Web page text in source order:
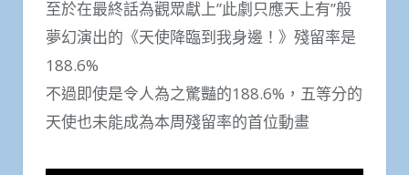
至於在最終話為觀眾獻上”此劇只應天上有”般
夢幻演出的《天使降臨到我身邊！》殘留率是
188.6%
不過即使是令人為之驚豔的188.6%，五等分的
天使也未能成為本周殘留率的首位動畫